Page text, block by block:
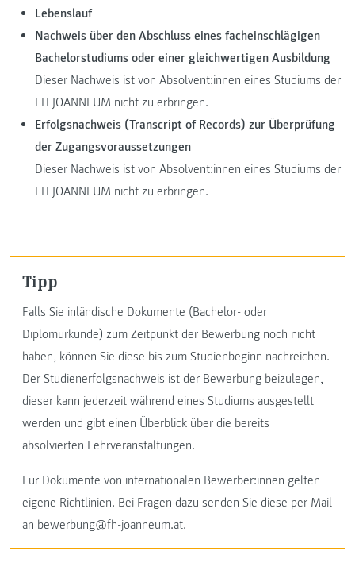
Lebenslauf
Nachweis über den Abschluss eines facheinschlägigen
Bachelorstudiums oder einer gleichwertigen Ausbildung
Dieser Nachweis ist von Absolvent:innen eines Studiums der
FH JOANNEUM nicht zu erbringen.
Erfolgsnachweis (Transcript of Records) zur Überprüfung
der Zugangsvoraussetzungen
Dieser Nachweis ist von Absolvent:innen eines Studiums der
FH JOANNEUM nicht zu erbringen.
Tipp
Falls Sie inländische Dokumente (Bachelor- oder
Diplomurkunde) zum Zeitpunkt der Bewerbung noch nicht
haben, können Sie diese bis zum Studienbeginn nachreichen.
Der Studienerfolgsnachweis ist der Bewerbung beizulegen,
dieser kann jederzeit während eines Studiums ausgestellt
werden und gibt einen Überblick über die bereits
absolvierten Lehrveranstaltungen.
Für Dokumente von internationalen Bewerber:innen gelten
eigene Richtlinien. Bei Fragen dazu senden Sie diese per Mail
an bewerbung@fh-joanneum.at.